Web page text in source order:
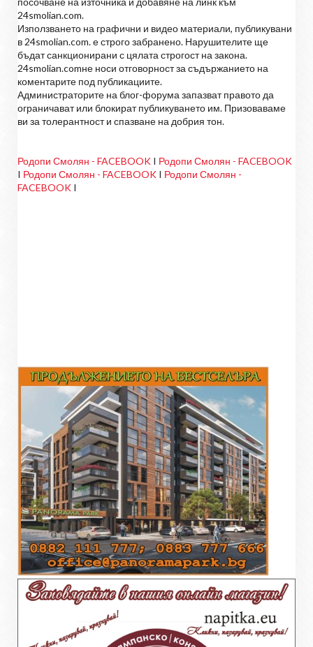
24smolian.com.
Използването на графични и видео материали, публикувани
в 24smolian.com. е строго забранено. Нарушителите ще
бъдат санкционирани с цялата строгост на закона.
24smolian.comне носи отговорност за съдържанието на
коментарите под публикациите.
Администраторите на блог-форума запазват правото да
ограничават или блокират публикуването им. Призоваваме
ви за толерантност и спазване на добрия тон.
Родопи Смолян - FACEBOOK I Родопи Смолян - FACEBOOK
I Родопи Смолян - FACEBOOK I Родопи Смолян -
FACEBOOK I